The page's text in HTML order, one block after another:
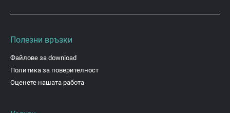
Полезни връзки
Файлове за download
Политика за поверителност
Оценете нашата работа